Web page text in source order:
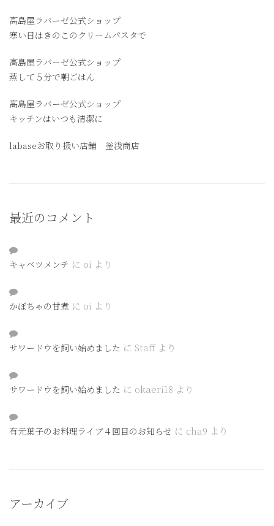
髙島屋ラバーゼ公式ショップ
寒い日はきのこのクリームパスタで
高島屋ラバーゼ公式ショップ
蒸して５分で朝ごはん
髙島屋ラバーゼ公式ショップ
キッチンはいつも清潔に
labaseお取り扱い店舗 釡浅商店
最近のコメント
キャベツメンチ に oi より
かぼちゃの甘煮 に oi より
サワードウを飼い始めました に Staffより
サワードウを飼い始めました に okaeri18 より
有元葉子のお料理ライブ４回目のお知らせ に cha9 より
アーカイブ